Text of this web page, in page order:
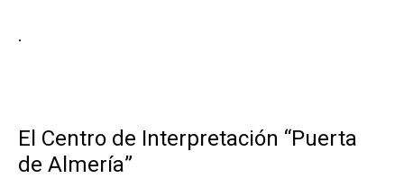
.
El Centro de Interpretación “Puerta
de Almería”